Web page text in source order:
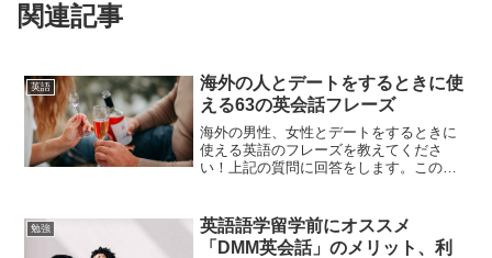
関連記事
英語
海外の人とデートをするときに使
える63の英会話フレーズ
海外の男性、女性とデートをするときに
使える英語のフレーズを教えてくださ
い！上記の質問に回答をします。この記
します。現在カナダのバンクーバーに留
学生として在住をして今年...
勉強
英語語学留学前にオススメ
「DMM英会話」のメリット、利